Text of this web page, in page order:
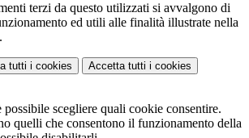
terzi da questo utilizzati si avvalgono di
ed utili alle finalità illustrate nella
.
tutti i cookies Accetta tutti i cookies
possibile scegliere quali cookie consentire.
quelli che consentono il funzionamento della